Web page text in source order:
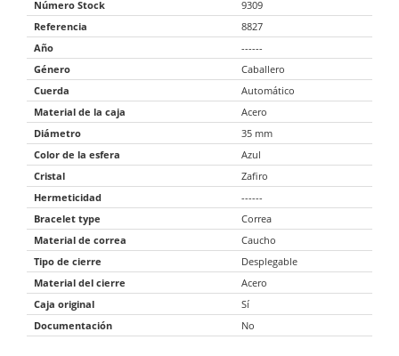
Número Stock
9309
Referencia
8827
Año
------
Género
Caballero
Cuerda
Automático
Material de la caja
Acero
Diámetro
35 mm
Color de la esfera
Azul
Cristal
Zafiro
Hermeticidad
------
Bracelet type
Correa
Material de correa
Caucho
Tipo de cierre
Desplegable
Material del cierre
Acero
Caja original
Sí
Documentación
No